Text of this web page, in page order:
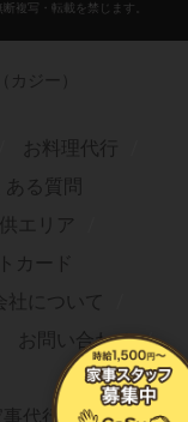
複写・転載を禁じます。
カジー）
お料理代行
ある質問
供エリア
カード
社について
お問い合わせ
事代行求人TOP